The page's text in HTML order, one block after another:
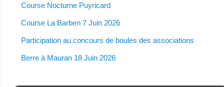
Course Nocturne Puyricard
Course La Barben 7 Juin 2026
Participation au concours de boules des associations
Berre à Mauran 18 Juin 2026